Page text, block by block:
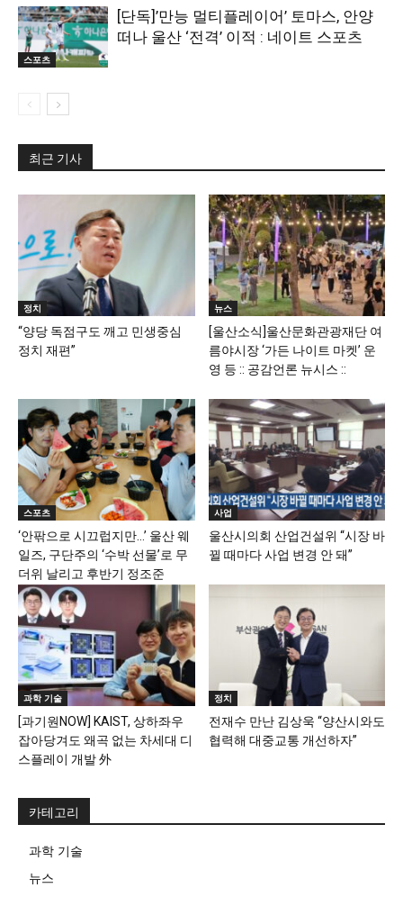
스포츠
[단독]’만능 멀티플레이어’ 토마스, 안양
떠나 울산 ‘전격’ 이적 : 네이트 스포츠
최근 기사
정치
“양당 독점구도 깨고 민생중심
정치 재편”
뉴스
[울산소식]울산문화관광재단 여
름야시장 ‘가든 나이트 마켓’ 운
영 등 :: 공감언론 뉴시스 ::
스포츠
‘안팎으로 시끄럽지만…’ 울산 웨
일즈, 구단주의 ‘수박 선물’로 무
더위 날리고 후반기 정조준
사업
울산시의회 산업건설위 “시장 바
뀔 때마다 사업 변경 안 돼”
과학 기술
[과기원NOW] KAIST, 상하좌우
잡아당겨도 왜곡 없는 차세대 디
스플레이 개발 外
정치
전재수 만난 김상욱 “양산시와도
협력해 대중교통 개선하자”
카테고리
과학 기술
뉴스